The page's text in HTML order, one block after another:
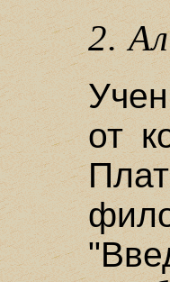
2.
от